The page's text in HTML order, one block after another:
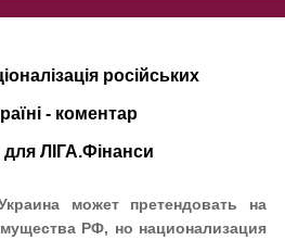
російських
- коментар
для ЛІГА.Фінанси
может претендовать на
РФ, но национализация